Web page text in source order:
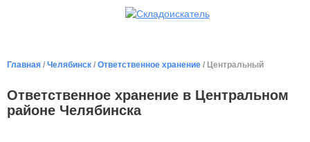
Главная / Челябинск / Ответственное хранение / Центральный
Ответственное хранение в Центральном
районе Челябинска